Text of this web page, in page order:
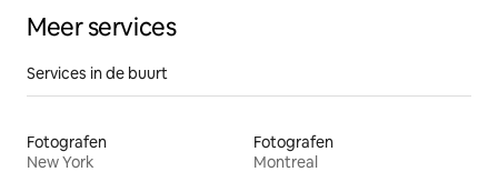
Meer services
Services in de buurt
Fotografen
New York
Fotografen
Montreal